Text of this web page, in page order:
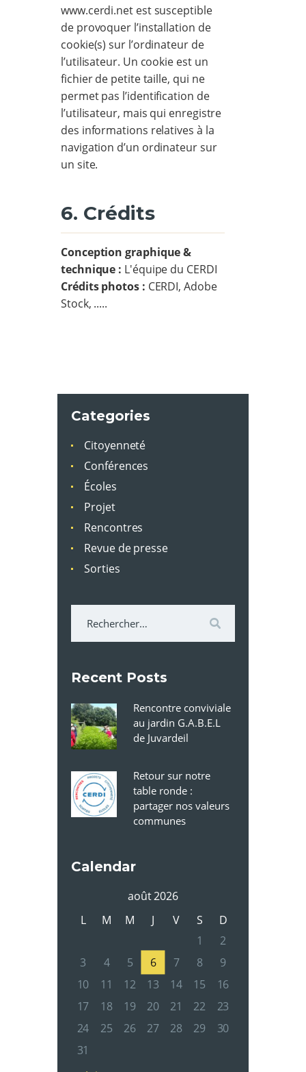
www.cerdi.net est susceptible
de provoquer l’installation de
cookie(s) sur l’ordinateur de
l’utilisateur. Un cookie est un
fichier de petite taille, qui ne
permet pas l’identification de
l’utilisateur, mais qui enregistre
des informations relatives à la
navigation d’un ordinateur sur
un site.
6. Crédits
Conception graphique &
technique : L'équipe du CERDI
Crédits photos : CERDI, Adobe
Stock, .....
Categories
Citoyenneté
Conférences
Écoles
Projet
Rencontres
Revue de presse
Sorties
Recent Posts
Rencontre conviviale
au jardin G.A.B.E.L
de Juvardeil
Retour sur notre
table ronde :
partager nos valeurs
communes
Calendar
août 2026
L
M M J V S
D
1
2
3
4 5 6 7 8
9
10
11 12 13 14 15
16
17
18 19 20 21 22
23
24
25 26 27 28 29
30
31